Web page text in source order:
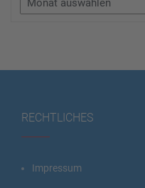
RECHTLICHES
Impressum